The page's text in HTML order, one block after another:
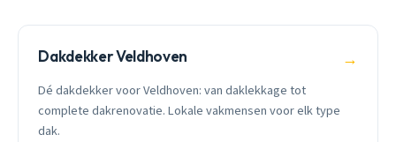
Dakdekker Veldhoven →
Dé dakdekker voor Veldhoven: van daklekkage tot
complete dakrenovatie. Lokale vakmensen voor elk type
dak.